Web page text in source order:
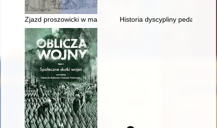
Zjazd proszowicki w marcu 1733 r. : przyczynek do dziejów
Historia dyscypliny pedagogiki